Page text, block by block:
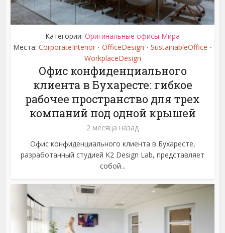
Категории: Оригинальные офисы Мира
Места: CorporateInterior • OfficeDesign • SustainableOffice •
WorkplaceDesign
Офис конфиденциального
клиента в Бухаресте: гибкое
рабочее пространство для трех
компаний под одной крышей
2 месяца назад
Офис конфиденциального клиента в Бухаресте,
разработанный студией K2 Design Lab, представляет
собой...